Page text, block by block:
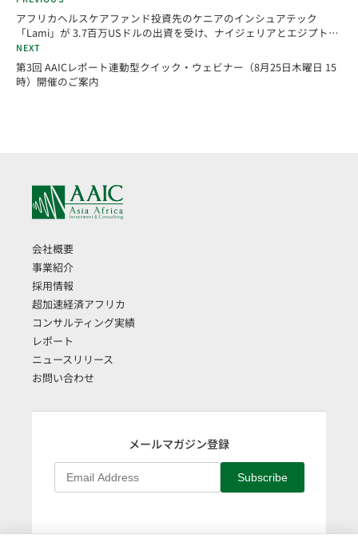
アフリカヘルスケアファンド投資先のケニアのインシュアテック
「Lami」が 3.7百万USドルの出資を受け、ナイジェリアとエジプト進
出を発表
NEXT
第3回 AAICレポート連動型クイック・ウェビナー（8月25日木曜日 15
時）開催のご案内
会社概要
事業紹介
採用情報
超加速経済アフリカ
コンサルティング実績
レポート
ニュースリリース
お問い合わせ
メールマガジン登録
Subscribe